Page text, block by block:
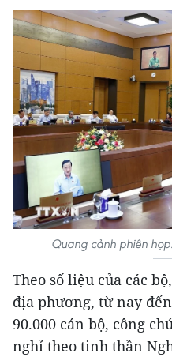
Quang cảnh phiên
Theo số liệu của các
địa phương, từ nay
90.000 cán bộ, công
nghỉ theo tinh thần